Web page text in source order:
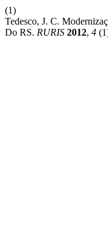
(1)
Tedesco, J. C.
Do RS. RURIS 2012, 4